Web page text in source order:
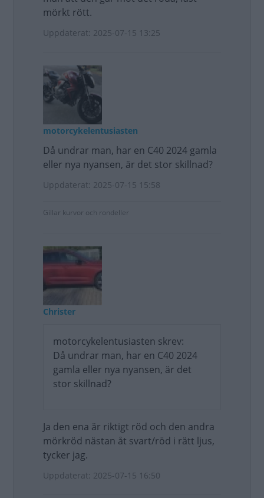
mörkt rött.
Uppdaterat: 2025-07-15 13:25
motorcykelentusiasten
Då undrar man, har en C40 2024 gamla
eller nya nyansen, är det stor skillnad?
Uppdaterat: 2025-07-15 15:58
Gillar kurvor och rondeller
Christer
motorcykelentusiasten skrev:
Då undrar man, har en C40 2024
gamla eller nya nyansen, är det
stor skillnad?
Ja den ena är riktigt röd och den andra
mörkröd nästan åt svart/röd i rätt ljus,
tycker jag.
Uppdaterat: 2025-07-15 16:50